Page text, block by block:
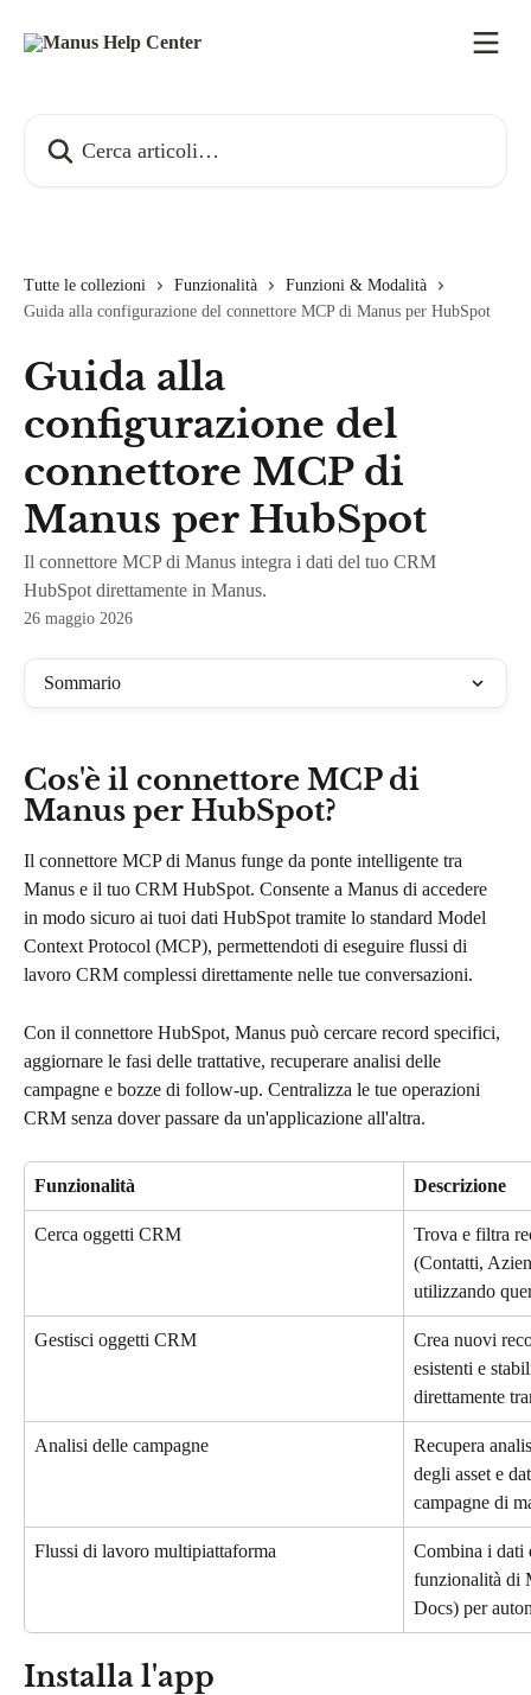
Tutte le collezioni Funzionalità
Funzioni & Modalità
Guida alla configurazione del connettore MCP di Manus per HubSpot
Guida alla
configurazione del
connettore MCP di
Manus per HubSpot
Il connettore MCP di Manus integra i dati del tuo CRM
HubSpot direttamente in Manus.
26 maggio 2026
Sommario
Cos'è il connettore MCP di
Manus per HubSpot?
Il connettore MCP di Manus funge da ponte intelligente tra
Manus e il tuo CRM HubSpot. Consente a Manus di accedere
in modo sicuro ai tuoi dati HubSpot tramite lo standard Model
Context Protocol (MCP), permettendoti di eseguire flussi di
lavoro CRM complessi direttamente nelle tue conversazioni.
Con il connettore HubSpot, Manus può cercare record specifici,
aggiornare le fasi delle trattative, recuperare analisi delle
campagne e bozze di follow-up. Centralizza le tue operazioni
CRM senza dover passare da un'applicazione all'altra.
Funzionalità Descrizione
Cerca oggetti CRM
Trova e filtra
(Contatti,
utilizzando
Gestisci oggetti CRM
Crea nuovi
esistenti e
direttamente
Analisi delle campagne
Recupera
degli asset e
campagne di
Flussi di lavoro multipiattaforma
Combina i
funzionalità di
Docs) per
Installa l'app